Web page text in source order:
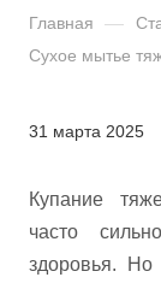
Главная —
Сухое мытье
31 марта 2025
Купание
часто
здоровья. Но